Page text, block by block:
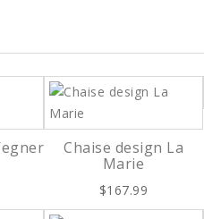
Chaise design La
Marie
$167.99